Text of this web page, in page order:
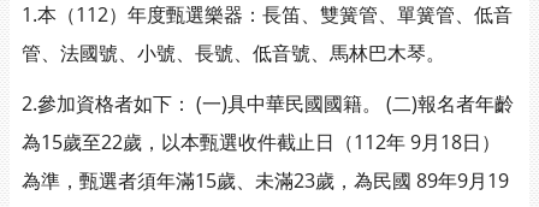
1.本（112）年度甄選樂器：長笛、雙簧管、單簧管、低音
管、法國號、小號、長號、低音號、馬林巴木琴。
2.參加資格者如下： (一)具中華民國國籍。 (二)報名者年齡
為15歲至22歲，以本甄選收件截止日（112年 9月18日）
為準，甄選者須年滿15歲、未滿23歲，為民國 89年9月19